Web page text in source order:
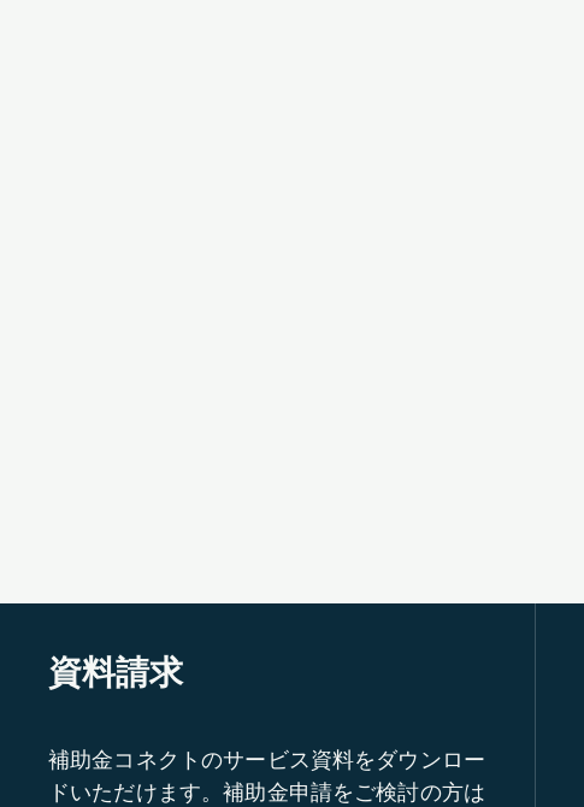
資料請求
補助金コネクトのサービス資料をダウンロー
ドいただけます。補助金申請をご検討の方は